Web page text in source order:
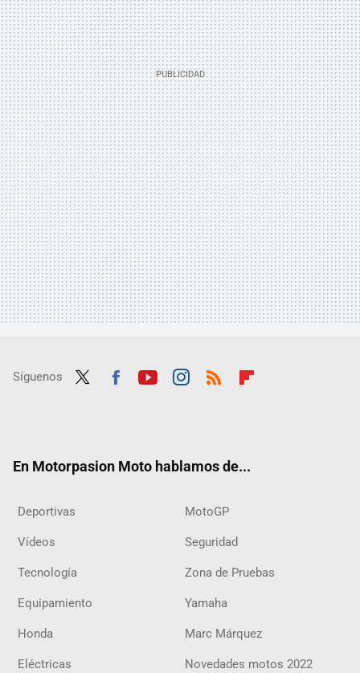
Síguenos
En Motorpasion Moto hablamos de...
Deportivas MotoGP
Vídeos Seguridad
Tecnología Zona de Pruebas
Equipamiento Yamaha
Honda Marc Márquez
Eléctricas Novedades motos 2022